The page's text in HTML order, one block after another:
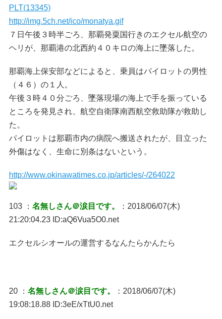
PLT(13345)
http://img.5ch.net/ico/monatya.gif
７日午後３時半ごろ、那覇発粟国行きのエクセル航空の
ヘリが、那覇港の北西約４０キロの海上に墜落した。
那覇海上保安部などによると、乗員はパイロットの男性
（４６）の１人。
午後３時４０分ごろ、墜落現場の海上で手を振っている
ところを発見され、航空自衛隊南西航空救助隊が救助し
た。
パイロットは那覇市内の病院へ搬送されたが、目立った
外傷はなく、生命に別条はないという。
http://www.okinawatimes.co.jp/articles/-/264022
103 ： 名無しさん＠涙目です。
：2018/06/07(木)
21:20:04.23 ID:aQ6Vua5O0.net
エクセルシオールの運営するなんたらかんたら
20 ： 名無しさん＠涙目です。
：2018/06/07(木)
19:08:18.88 ID:3eE/xTtU0.net